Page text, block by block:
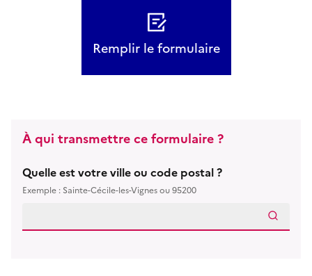
Remplir le formulaire
À qui transmettre ce formulaire ?
Quelle est votre ville ou code postal ?
Exemple : Sainte-Cécile-les-Vignes ou 95200